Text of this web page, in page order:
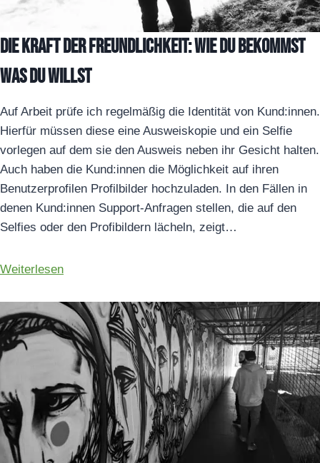
Die Kraft der Freundlichkeit: Wie du bekommst
was du willst
Auf Arbeit prüfe ich regelmäßig die Identität von Kund:innen.
Hierfür müssen diese eine Ausweiskopie und ein Selfie
vorlegen auf dem sie den Ausweis neben ihr Gesicht halten.
Auch haben die Kund:innen die Möglichkeit auf ihren
Benutzerprofilen Profilbilder hochzuladen. In den Fällen in
denen Kund:innen Support-Anfragen stellen, die auf den
Selfies oder den Profibildern lächeln, zeigt…
Weiterlesen